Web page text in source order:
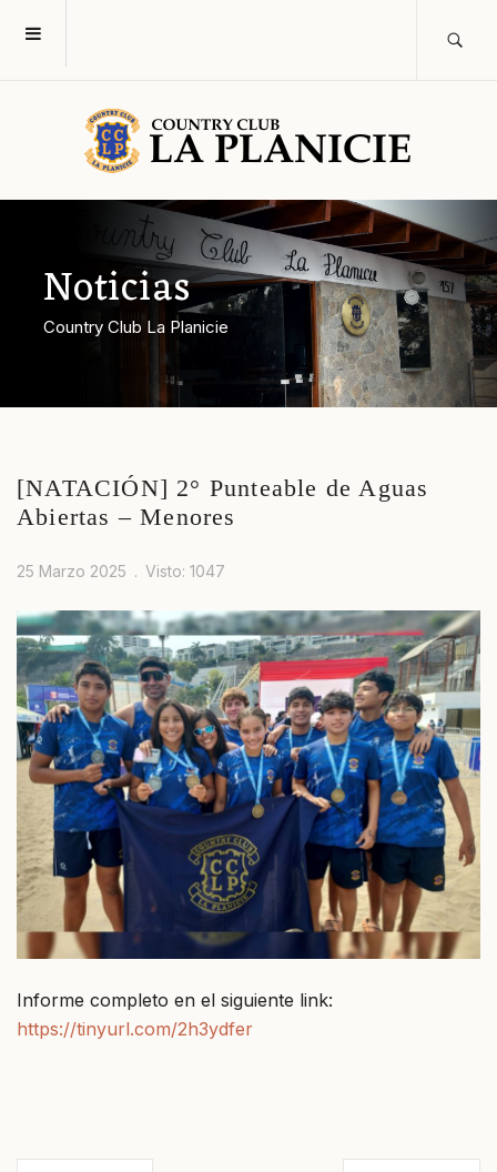
Noticias
Country Club La Planicie
[NATACIÓN] 2° Punteable de Aguas
Abiertas – Menores
25 Marzo 2025 Visto: 1047
Informe completo en el siguiente link:
https://tinyurl.com/2h3ydfer